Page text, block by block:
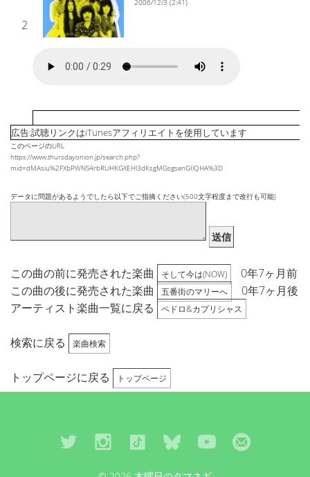
2
2006/12/3 (2:41)
広告:試聴リンクはiTunesアフィリエイトを使用しています
このページのURL
https://www.thursdayonion.jp/search.php?
mid=dMAsiu%2FXbPWNS4rbRUHKGXEHl3dKsgMGsgsenGIlQHA%3D
データに問題があるようでしたら以下でご指摘ください(500文字程度まで改行も可能)
送信
この曲の前に発売された楽曲 そして今は(NOW)
0年7ヶ月前
この曲の後に発売された楽曲
五番街のマリーへ
0年7ヶ月後
アーティスト楽曲一覧に戻る
ペドロ&カプリシャス
検索に戻る 楽曲検索
トップページに戻る トップページ